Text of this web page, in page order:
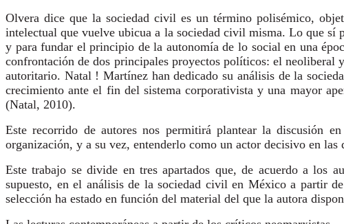
Olvera dice que la sociedad civil es un término polisémico,
intelectual que vuelve ubicua a la sociedad civil misma. Lo que sí
y para fundar el principio de la autonomía de lo social en una
confrontación de dos principales proyectos políticos: el neoliberal
autoritario. Natal ! Martínez han dedicado su análisis de la
crecimiento ante el fin del sistema corporativista y una mayor
(Natal, 2010).
Este recorrido de autores nos permitirá plantear la discusión
organización, y a su vez, entenderlo como un actor decisivo en las
Este trabajo se divide en tres apartados que, de acuerdo a los
supuesto, en el análisis de la sociedad civil en México a partir
selección ha estado en función del material del que la autora